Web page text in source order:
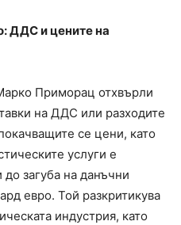
ДДС и цените на
Приморац отхвърли
на ДДС или разходите
се цени, като
услуги е
загуба на данъчни
евро. Той разкритикува
индустрия, като